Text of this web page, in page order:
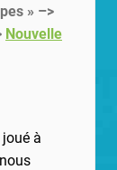
» –>
Nouvelle
à